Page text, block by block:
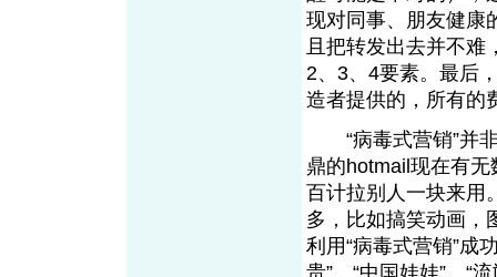
现对同事、朋友健康
且把转发出去并不
2、3、4要素。最后
造者提供的，所有的
“病毒式营销”并非
鼎的hotmail现在有
百计拉别人一块来用
多，比如搞笑动画，
利用“病毒式营销”成
贵”、“中国娃娃”、“